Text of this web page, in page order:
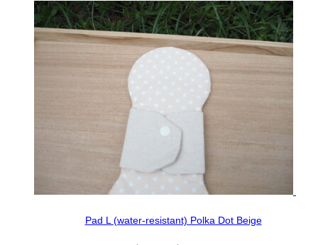
Pad L (water-resistant) Polka Dot Beige